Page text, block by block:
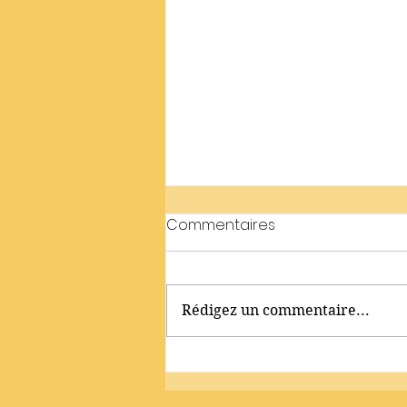
J’ai raté mon premier
nuage
Commentaires
Rédigez un commentaire...